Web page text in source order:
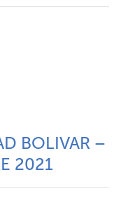
BOLIVAR –
2021